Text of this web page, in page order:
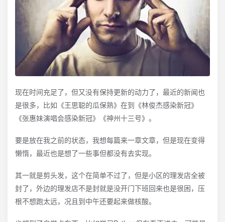
现在时间充足了，但又没有保持更新的动力了，最近的新闻也
是很多，比如《王思聪的瓜保熟》在到《林俊杰感染新冠》
《张惠妹演唱会感染新冠》《神州十三号》。
要是放在我之前的状态，我想每篇来一章文章，但是现在变得
懒惰，最近也是想了一些事但都没有去实现。
其一就是剪头发，这个在简单不过了，但是小区的理发店全被
封了，外边的理发店不是封就是没开门下班回来也是很困，压
根不想跑太远，况且到中午还要起来做核酸。